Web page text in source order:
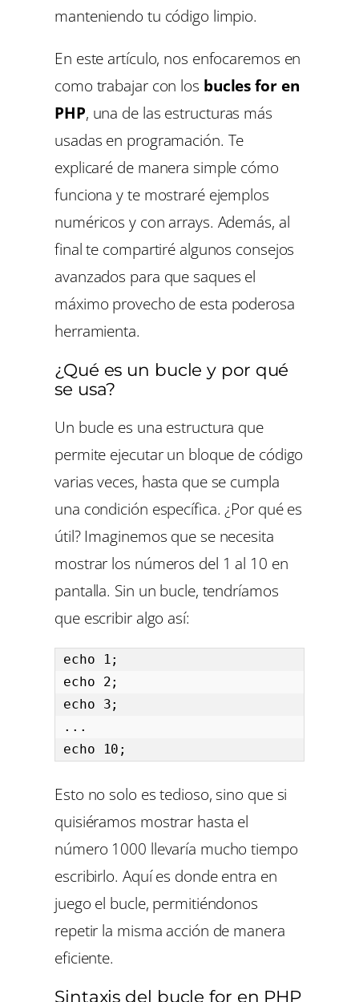
manteniendo tu código limpio.
En este artículo, nos enfocaremos en
como trabajar con los bucles for en
PHP, una de las estructuras más
usadas en programación. Te
explicaré de manera simple cómo
funciona y te mostraré ejemplos
numéricos y con arrays. Además, al
final te compartiré algunos consejos
avanzados para que saques el
máximo provecho de esta poderosa
herramienta.
¿Qué es un bucle y por qué
se usa?
Un bucle es una estructura que
permite ejecutar un bloque de código
varias veces, hasta que se cumpla
una condición específica. ¿Por qué es
útil? Imaginemos que se necesita
mostrar los números del 1 al 10 en
pantalla. Sin un bucle, tendríamos
que escribir algo así:
echo 1;
echo 2;
echo 3;
...
echo 10;
Esto no solo es tedioso, sino que si
quisiéramos mostrar hasta el
número 1000 llevaría mucho tiempo
escribirlo. Aquí es donde entra en
juego el bucle, permitiéndonos
repetir la misma acción de manera
eficiente.
Sintaxis del bucle for en PHP